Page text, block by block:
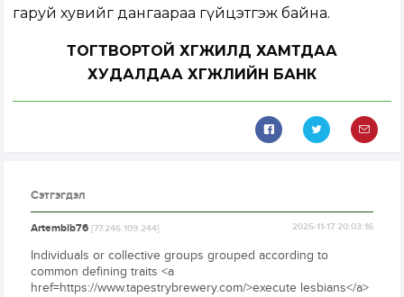
гаруй хувийг дангаараа гүйцэтгэж байна.
ТОГТВОРТОЙ ХӨГЖИЛД ХАМТДАА
ХУДАЛДАА ХӨГЖЛИЙН БАНК
Сэтгэгдэл
Artembib76[77.246.109.244] 2025-11-17 20:03:16
Individuals or collective groups grouped according to
common defining traits <a
href=https://www.tapestrybrewery.com/>execute lesbians</a>